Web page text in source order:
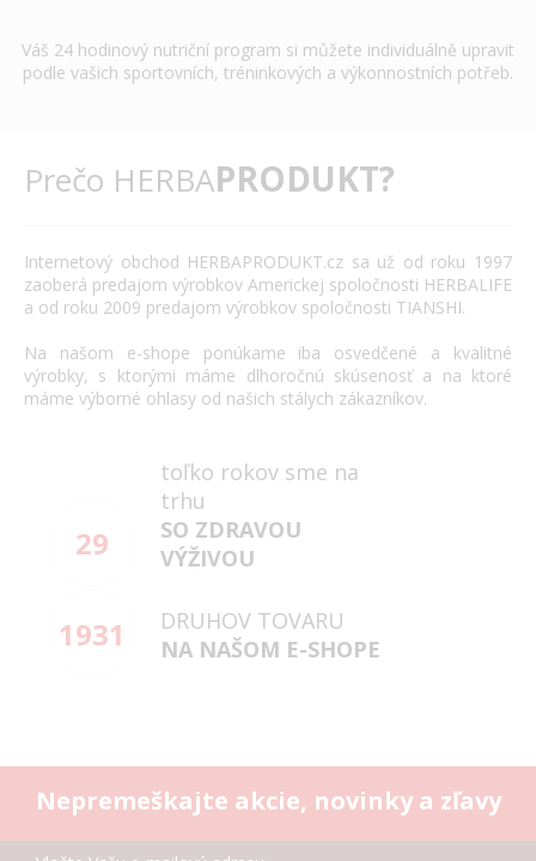
Váš 24 hodinový nutriční program si můžete individuálně upravit
podle vašich sportovních, tréninkových a výkonnostních potřeb.
Prečo HERBAPRODUKT?
Internetový obchod HERBAPRODUKT.cz sa už od roku 1997
zaoberá predajom výrobkov Americkej spoločnosti HERBALIFE
a od roku 2009 predajom výrobkov spoločnosti TIANSHI.
Na našom
e-shope ponúkame iba osvedčené a
kvalitné
výrobky, s ktorými máme dlhoročnú skúsenosť a na ktoré
máme výborné ohlasy od našich stálych zákazníkov.
29
toľko rokov sme na
trhu
SO ZDRAVOU
VÝŽIVOU
1931
DRUHOV TOVARU
NA NAŠOM E-SHOPE
Nepremeškajte akcie, novinky a zľavy